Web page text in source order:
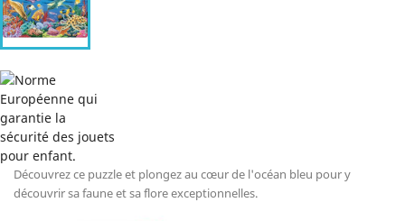
Découvrez ce puzzle et plongez au cœur de l'océan bleu pour y
découvrir sa faune et sa flore exceptionnelles.